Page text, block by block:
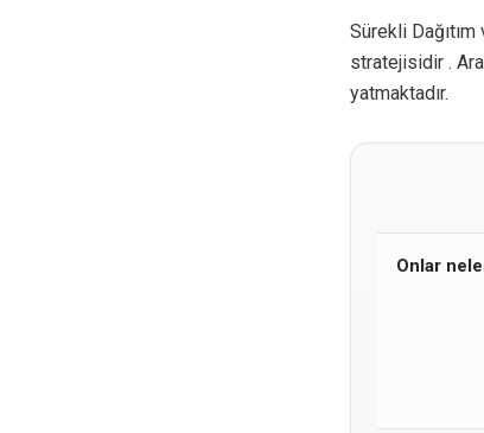
Sürekli
stratejisidir .
yatmaktadır.
Onlar